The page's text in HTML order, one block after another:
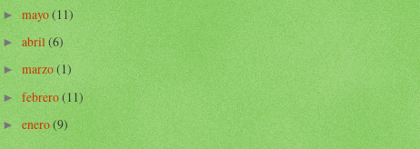
►mayo(11)
►abril(6)
►marzo(1)
►febrero(11)
►enero(9)